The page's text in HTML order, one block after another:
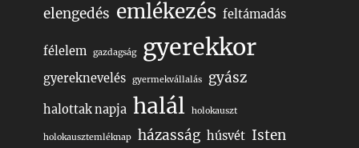
elengedés emlékezés feltámadás
félelem gazdagság gyerekkor
gyereknevelés gyermekvállalás gyász
halottak napja halál holokauszt
holokausztemléknap házasság húsvét Isten